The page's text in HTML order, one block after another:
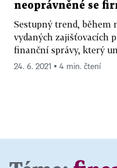
neoprávněné se
Sestupný trend, během
vydaných zajišťovacích
finanční správy, který
24. 6. 2021 ▪ 4 min. čtení